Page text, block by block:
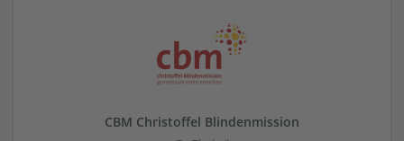
CBM Christoffel Blindenmission